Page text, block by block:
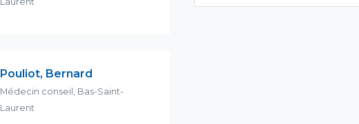
Pouliot, Bernard
Médecin conseil, Bas-Saint-
Laurent